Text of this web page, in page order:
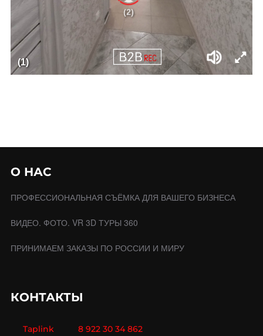
О НАС
ПРОФЕССИОНАЛЬНАЯ СЪЁМКА ДЛЯ ВАШЕГО БИЗНЕСА
ВИДЕО. ФОТО. VR 3D ТУРЫ 360
ПРИНИМАЕМ ЗАКАЗЫ ПО РОССИИ И МИРУ
КОНТАКТЫ
Taplink 8 922 30 34 862